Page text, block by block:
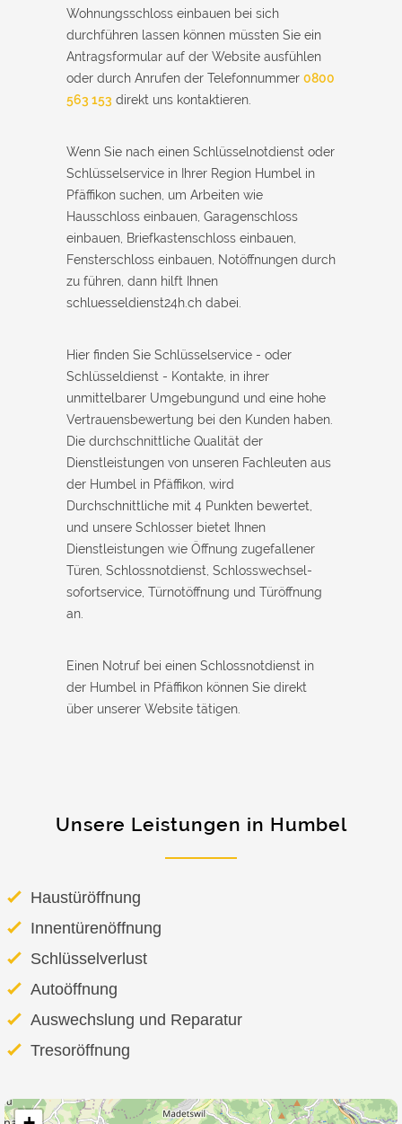
Wohnungsschloss einbauen bei sich
durchführen lassen können müssten Sie ein
Antragsformular auf der Website ausfühlen
oder durch Anrufen der Telefonnummer 0800
563 153 direkt uns kontaktieren.
Wenn Sie nach einen Schlüsselnotdienst oder
Schlüsselservice in Ihrer Region Humbel in
Pfäffikon suchen, um Arbeiten wie
Hausschloss einbauen, Garagenschloss
einbauen, Briefkastenschloss einbauen,
Fensterschloss einbauen, Notöffnungen durch
zu führen, dann hilft Ihnen
schluesseldienst24h.ch dabei.
Hier finden Sie Schlüsselservice - oder
Schlüsseldienst - Kontakte, in ihrer
unmittelbarer Umgebungund und eine hohe
Vertrauensbewertung bei den Kunden haben.
Die durchschnittliche Qualität der
Dienstleistungen von unseren Fachleuten aus
der Humbel in Pfäffikon, wird
Durchschnittliche mit 4 Punkten bewertet,
und unsere Schlosser bietet Ihnen
Dienstleistungen wie Öffnung zugefallener
Türen, Schlossnotdienst, Schlosswechsel-
sofortservice, Türnotöffnung und Türöffnung
an.
Einen Notruf bei einen Schlossnotdienst in
der Humbel in Pfäffikon können Sie direkt
über unserer Website tätigen.
Unsere Leistungen in Humbel
Haustüröffnung
Innentürenöffnung
Schlüsselverlust
Autoöffnung
Auswechslung und Reparatur
Tresoröffnung